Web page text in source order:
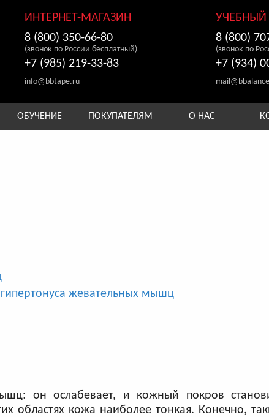
ИНТЕРНЕТ-МАГАЗИН
8 (800) 350-66-80
(звонок по России бесплатный)
+7 (985) 219-33-83
info@bbtape.ru
УЧЕБНЫЙ
8 (800)
(звонок по
+7 (934)
ОБУЧЕНИЕ ПОКУПАТЕЛЯМ О НАС
жевательных мышц
он ослабевает, и кожный покров
областях кожа наиболее тонкая. Конечно,